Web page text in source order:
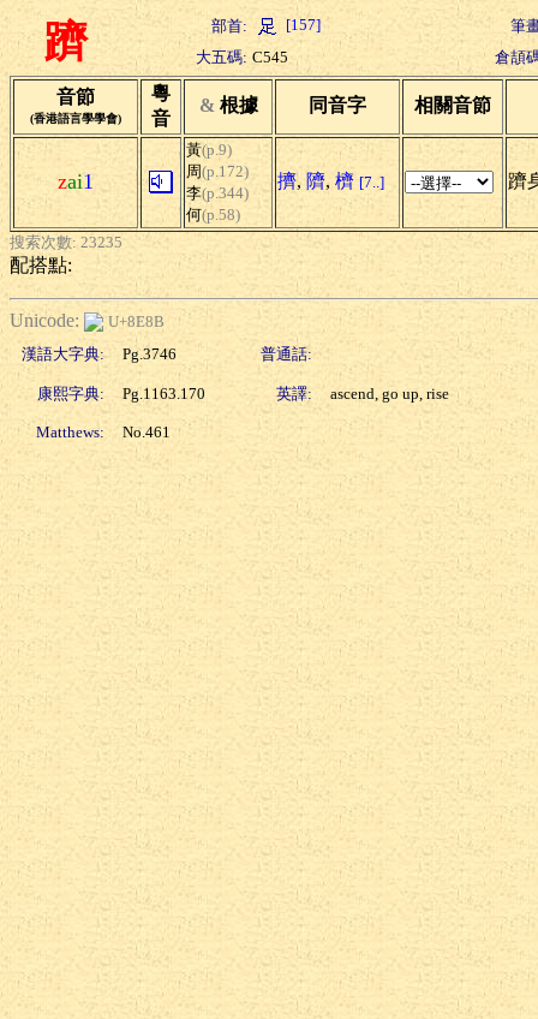
躋 部首: [157]
筆
大五碼: C545 倉頡
音節
(香港語言學學會)
粵
音
& 根據 同音字 相關音節
zai1
黃(p.9)
周(p.172)
李(p.344)
何(p.58)
擠, 隮, 櫅 [7..] 躋
搜索次數: 23235
配搭點:
Unicode:
U+8E8B
漢語大字典:
Pg.3746 普通話:
康熙字典: Pg.1163.170 英譯: ascend, go up, rise
Matthews: No.461